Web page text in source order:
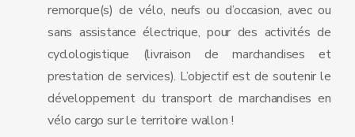
remorque(s) de vélo, neufs ou d’occasion, avec ou
sans assistance électrique, pour des activités de
cyclologistique (livraison de marchandises et
prestation de services). L’objectif est de soutenir le
développement du transport de marchandises en
vélo cargo sur le territoire wallon !